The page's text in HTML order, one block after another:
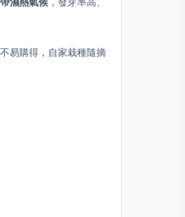
易購得，自家栽種隨摘